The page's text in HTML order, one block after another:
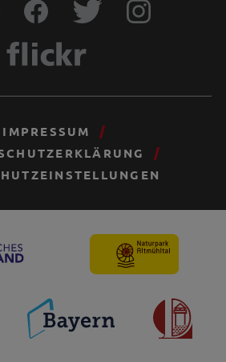
IMPRESSUM